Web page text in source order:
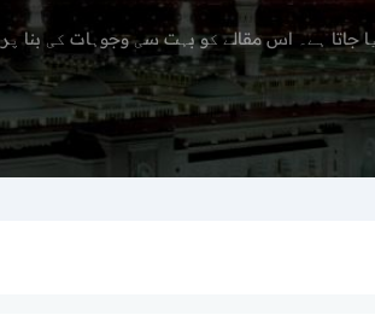
ہے۔ اس مقالے کو بہت سی وجوہات کی بنا پر